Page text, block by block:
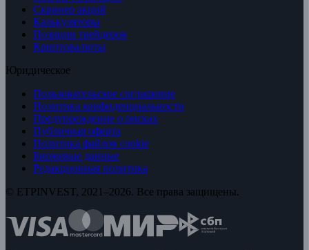
Скринер акций
Калькуляторы
Позиции трейдеров
Криптовалюты
Юридическое
Пользовательское соглашение
Политика конфиденциальности
Предупреждение о рисках
Публичная оферта
Политика файлов cookie
Биржевые данные
Редакционная политика
© ETPINVEST, 2021–2026. Все права защищены.